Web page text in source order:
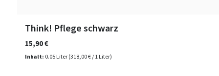
Think! Pflege schwarz
Inhalt: 0.05 Liter(318,00 € / 1 Liter)
15,90 €